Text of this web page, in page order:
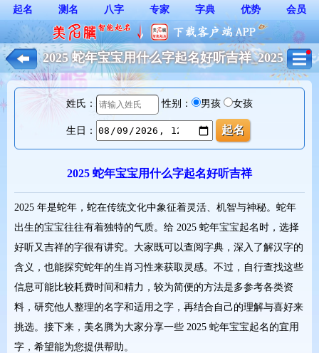
起名 测名 八字 专家 字典 优势 会员
2025 蛇年宝宝用什么字起名好听吉祥_2025
年蛇宝宝起名大全*
姓氏： 性别： 男孩 女孩
生日：
2025 蛇年宝宝用什么字起名好听吉祥
2025 年是蛇年，蛇在传统文化中象征着灵活、机智与神秘。蛇年
出生的宝宝往往有着独特的气质。给 2025 蛇年宝宝起名时，选择
好听又吉祥的字很有讲究。大家既可以查阅字典，深入了解汉字的
含义，也能探究蛇年的生肖习性来获取灵感。不过，自行查找这些
信息可能比较耗费时间和精力，较为简便的方法是多参考各类资
料，研究他人整理的名字和适用之字，再结合自己的理解与喜好来
挑选。接下来，美名腾为大家分享一些 2025 蛇年宝宝起名的宜用
字，希望能为您提供帮助。